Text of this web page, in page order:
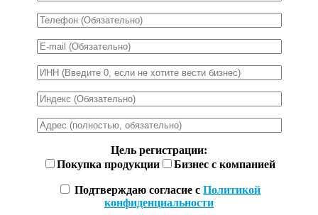
Цель регистрации:
Покупка продукции
Бизнес с компанией
Подтверждаю согласие с Политикой
конфиденциальности